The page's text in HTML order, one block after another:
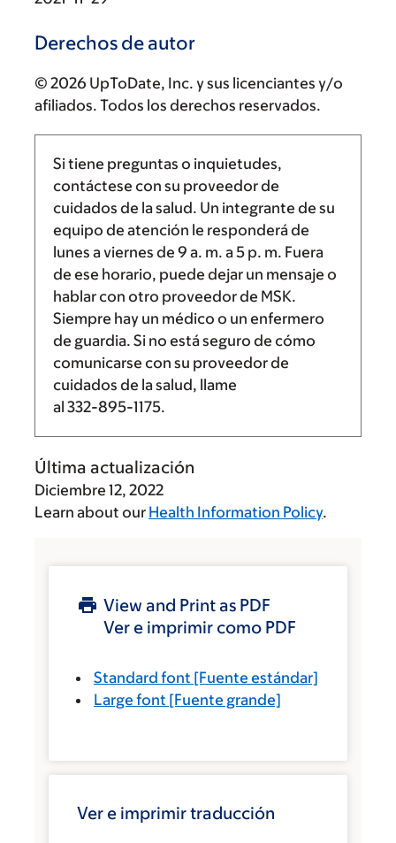
Derechos de autor
© 2026 UpToDate, Inc. y sus licenciantes y/o
afiliados. Todos los derechos reservados.
Si tiene preguntas o inquietudes,
contáctese con su proveedor de
cuidados de la salud. Un integrante de su
equipo de atención le responderá de
lunes a viernes de 9 a. m. a5 p. m. Fuera
de ese horario, puede dejar un mensaje o
hablar con otro proveedor de MSK.
Siempre hay un médico o un enfermero
de guardia. Si no está seguro de cómo
comunicarse con su proveedor de
cuidados de la salud, llame
al 332-895-1175.
Última actualización
Diciembre 12, 2022
Learn about our Health Information Policy.
View and Print as PDF
Ver e imprimir como PDF
Standard font [Fuente estándar]
Large font [Fuente grande]
Ver e imprimir traducción